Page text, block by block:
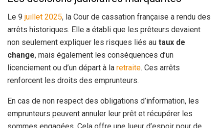
Le 9 juillet 2025, la Cour de cassation française a rendu des
arrêts historiques. Elle a établi que les prêteurs devaient
non seulement expliquer les risques liés au taux de
change, mais également les conséquences d’un
licenciement ou d’un départ à la retraite. Ces arrêts
renforcent les droits des emprunteurs.
En cas de non respect des obligations d’information, les
emprunteurs peuvent annuler leur prêt et récupérer les